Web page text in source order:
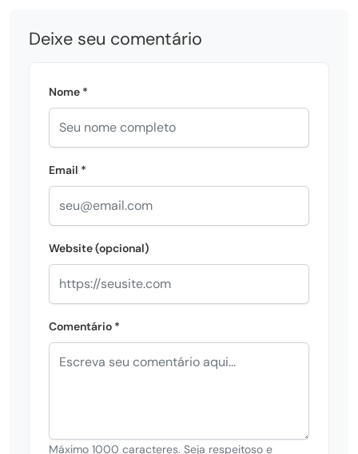
Deixe seu comentário
Nome *
Email *
Website (opcional)
Comentário *
Máximo 1000 caracteres. Seja respeitoso e